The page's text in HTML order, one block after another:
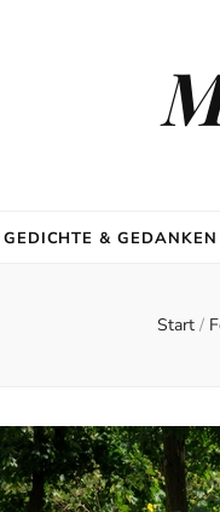
GEDICHTE & GEDANKEN
Start /